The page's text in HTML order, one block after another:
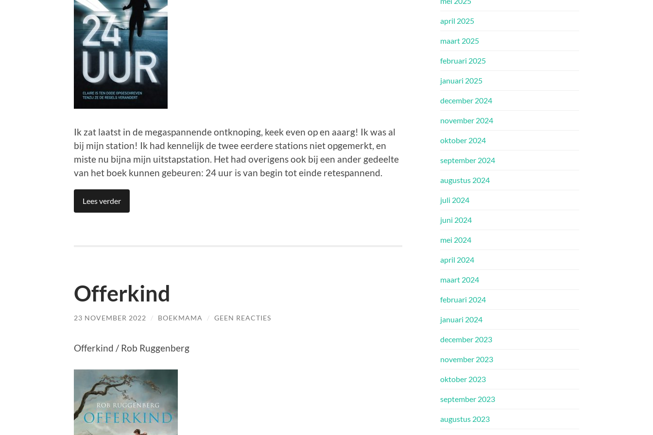
Ik zat laatst in de megaspannende ontknoping, keek even op en aaarg! Ik was al
bij mijn station! Ik had kennelijk de twee eerdere stations niet opgemerkt, en
miste nu bijna mijn uitstapstation. Het had overigens ook bij een ander gedeelte
van het boek kunnen gebeuren: 24 uur is van begin tot einde retespannend.
Lees verder
Offerkind
23 NOVEMBER 2022 / BOEKMAMA / GEEN REACTIES
Offerkind / Rob Ruggenberg
april 2025
maart 2025
februari 2025
januari 2025
december 2024
november 2024
oktober 2024
september 2024
augustus 2024
juli 2024
juni 2024
mei 2024
april 2024
maart 2024
februari 2024
januari 2024
december 2023
november 2023
oktober 2023
september 2023
augustus 2023